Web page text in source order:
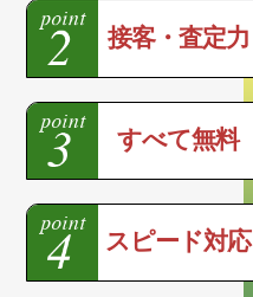
接客・査定力
すべて無料
スピード対応